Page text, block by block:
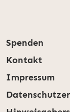
Spenden
Kontakt
Impressum